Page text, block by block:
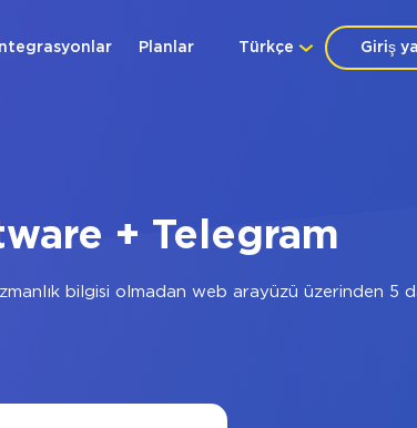
Giriş
Türkçe
Planlar
+ Telegram
bilgisi olmadan web arayüzü üzerinden 5